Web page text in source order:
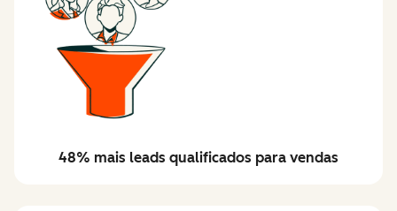
48% mais leads qualificados para vendas